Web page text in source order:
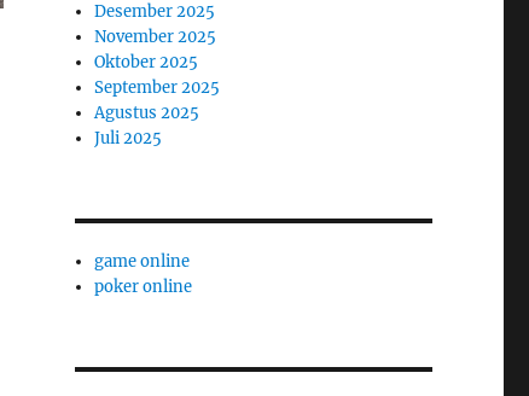
Desember 2025
November 2025
Oktober 2025
September 2025
Agustus 2025
Juli 2025
game online
poker online